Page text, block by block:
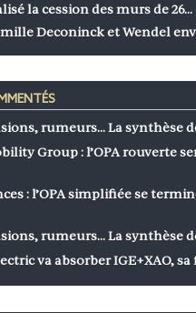
la cession des murs de 26…
Deconinck et Wendel
rumeurs… La synthèse
Group : l’OPA rouverte
: l’OPA simplifiée se
rumeurs… La synthèse
va absorber IGE+XAO, sa